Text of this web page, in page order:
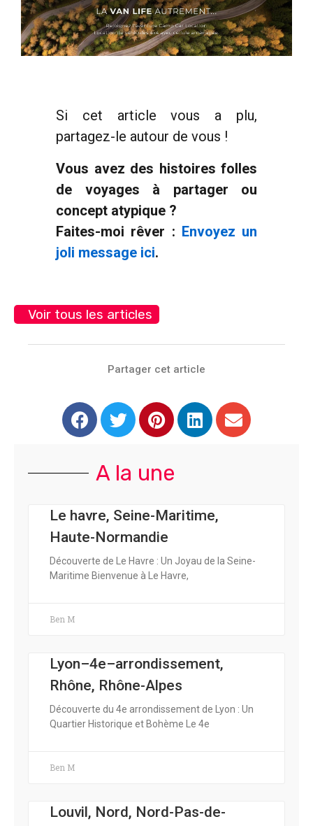
Si cet article vous a plu,
partagez-le autour de vous !
Vous avez des histoires folles
de voyages à partager ou
concept atypique ?
Faites-moi rêver : Envoyez un
joli message ici.
Voir tous les articles
Partager cet article
A la une
Le havre, Seine-Maritime,
Haute-Normandie
Découverte de Le Havre : Un Joyau de la Seine-
Maritime Bienvenue à Le Havre,
Ben M
Lyon–4e–arrondissement,
Rhône, Rhône-Alpes
Découverte du 4e arrondissement de Lyon : Un
Quartier Historique et Bohème Le 4e
Ben M
Louvil, Nord, Nord-Pas-de-